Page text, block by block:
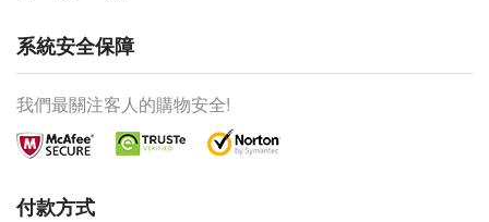
系統安全保障
我們最關注客人的購物安全!
付款方式